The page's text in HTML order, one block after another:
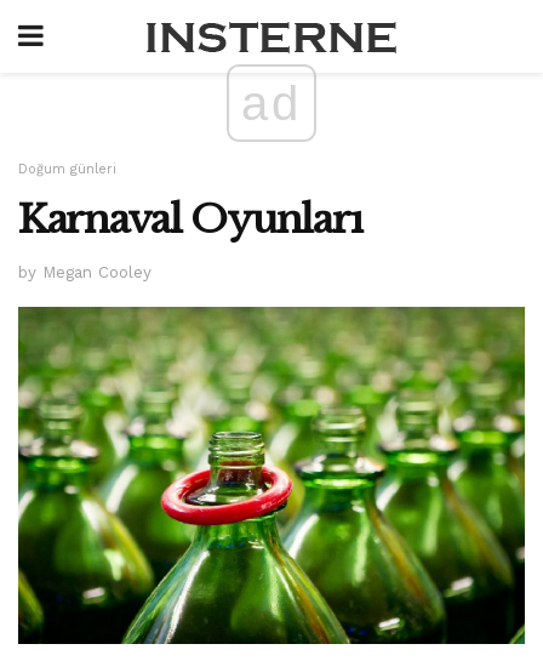
ad
Doğum günleri
Karnaval Oyunları
by Megan Cooley